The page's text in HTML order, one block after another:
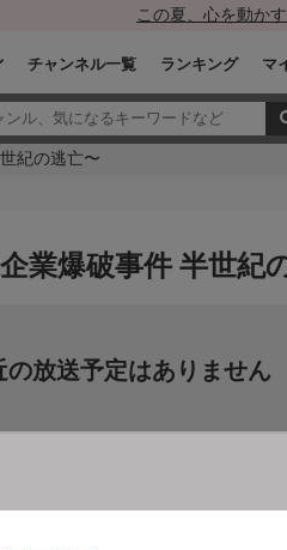
この夏、心を動か
チャンネル一覧 ランキング マ
紀の逃亡〜
業爆破事件 半世紀
の放送予定はありません